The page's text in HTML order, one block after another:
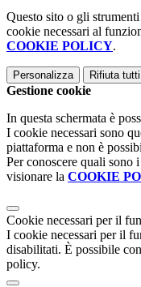
Questo sito o gli
cookie necessari al
COOKIE POLICY.
Personalizza Rifiuta tutti
Gestione cookie
In questa schermata è
I cookie necessari sono
piattaforma e non è
Per conoscere quali sono
visionare la COOKIE
Cookie necessari per il
I cookie necessari per il
disabilitati. È possibile
policy.